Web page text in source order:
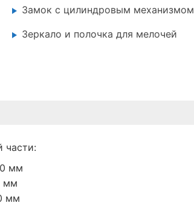
Замок с цилиндровым механизмом
Зеркало и полочка для мелочей
части:
мм
мм
мм